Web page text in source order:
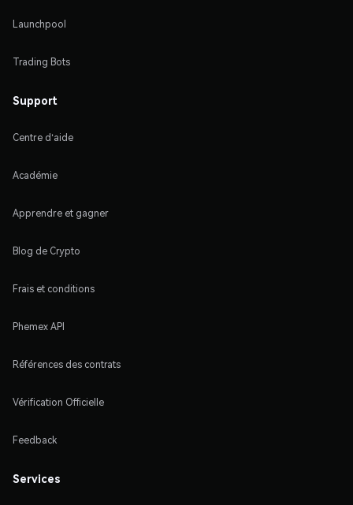
Launchpool
Trading Bots
Support
Centre d'aide
Académie
Apprendre et gagner
Blog de Crypto
Frais et conditions
Phemex API
Références des contrats
Vérification Officielle
Feedback
Services